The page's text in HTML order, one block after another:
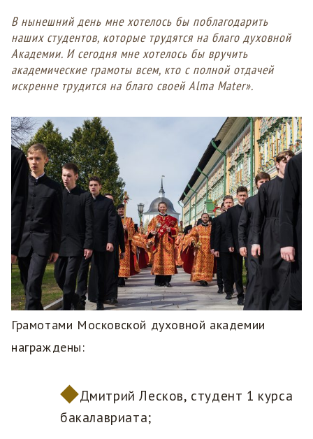
В нынешний день мне хотелось бы поблагодарить
наших студентов, которые трудятся на благо духовной
Академии. И сегодня мне хотелось бы вручить
академические грамоты всем, кто с полной отдачей
искренне трудится на благо своей Alma Mater».
Грамотами Московской духовной академии
награждены:
Дмитрий Лесков, студент 1 курса
бакалавриата;